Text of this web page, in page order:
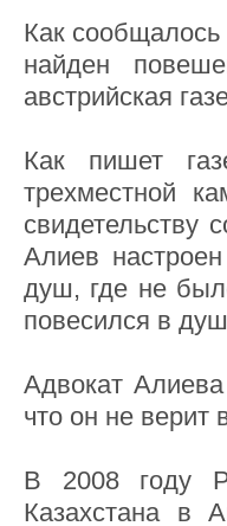
Как
найден
австрийская
Как пишет
трехместной
свидетельству
Алиев
душ, где не
повесился в
Адвокат
что он не верит
В 2008 году
Казахстана в